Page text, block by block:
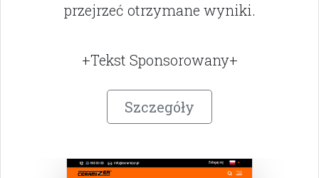
przejrzeć otrzymane wyniki.
+Tekst Sponsorowany+
Szczegóły